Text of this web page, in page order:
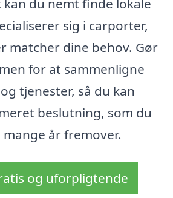
du nemt finde lokale
sig i carporter,
matcher dine behov. Gør
for at sammenligne
tjenester, så du kan
beslutning, som du
år fremover.
og uforpligtende